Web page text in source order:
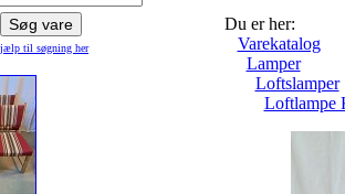
til søgning her
Du er her:
Varekatalog
Lamper
Loftslamper
Loftlampe